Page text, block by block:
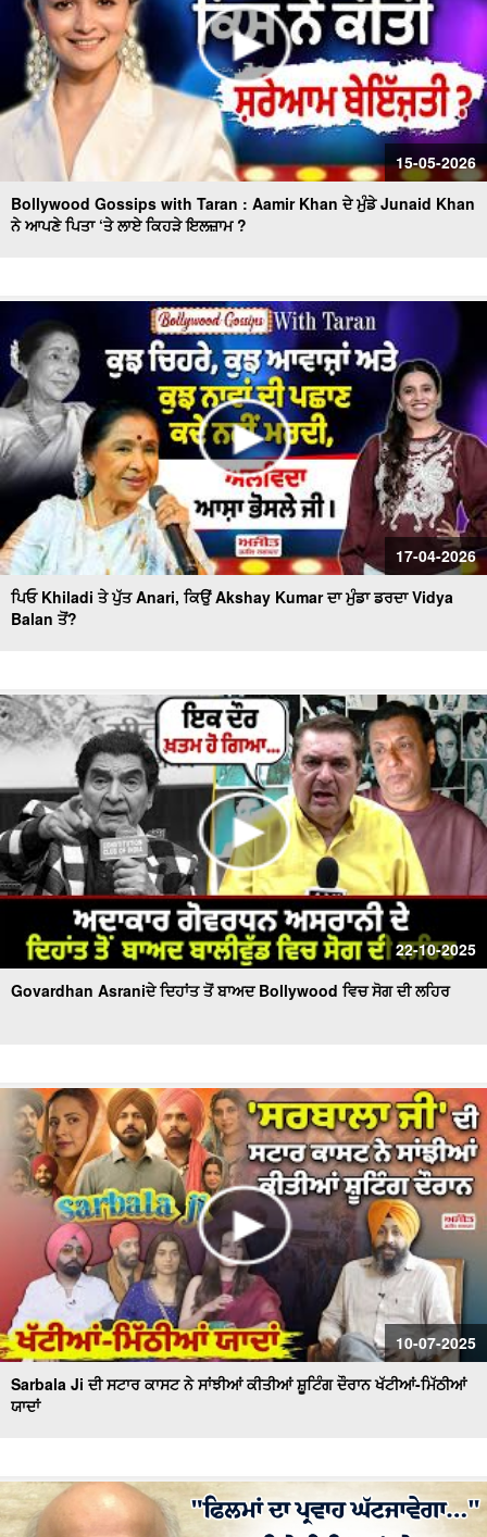
15-05-2026
Bollywood Gossips with Taran : Aamir Khan ਦੇ ਮੁੰਡੇ Junaid Khan
ਨੇ ਆਪਣੇ ਪਿਤਾ ‘ਤੇ ਲਾਏ ਕਿਹੜੇ ਇਲਜ਼ਾਮ ?
17-04-2026
ਪਿਓ Khiladi ਤੇ ਪੁੱਤ Anari, ਕਿਉਂ Akshay Kumar ਦਾ ਮੁੰਡਾ ਡਰਦਾ Vidya
Balan ਤੋਂ?
22-10-2025
Govardhan Asraniਦੇ ਦਿਹਾਂਤ ਤੋਂ ਬਾਅਦ Bollywood ਵਿਚ ਸੋਗ ਦੀ ਲਹਿਰ
10-07-2025
Sarbala Ji ਦੀ ਸਟਾਰ ਕਾਸਟ ਨੇ ਸਾਂਝੀਆਂ ਕੀਤੀਆਂ ਸ਼ੂਟਿੰਗ ਦੌਰਾਨ ਖੱਟੀਆਂ-ਮਿੱਠੀਆਂ
ਯਾਦਾਂ